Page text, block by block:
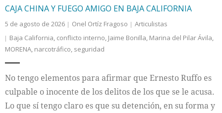
CAJA CHINA Y FUEGO AMIGO EN BAJA CALIFORNIA
5 de agosto de 2026 Onel Ortíz Fragoso
Articulistas
Baja California, conflicto interno, Jaime Bonilla, Marina del Pilar Ávila,
MORENA, narcotráfico, seguridad
No tengo elementos para afirmar que Ernesto Ruffo es
culpable o inocente de los delitos de los que se le acusa.
Lo que sí tengo claro es que su detención, en su forma y